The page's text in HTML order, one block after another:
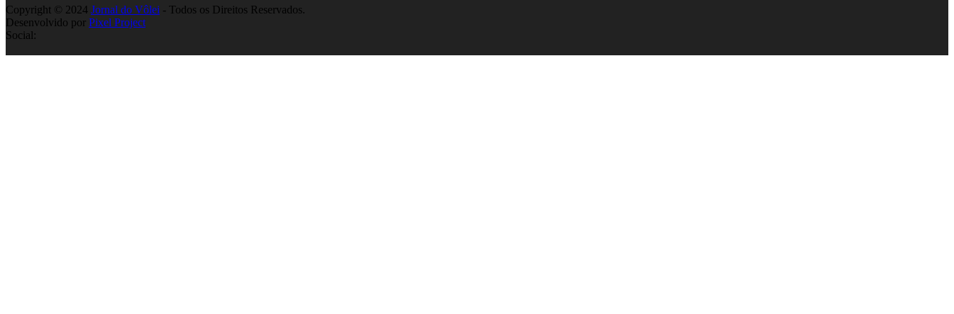
Copyright © 2024 Jornal do Vôlei - Todos os Direitos Reservados.
Desenvolvido por Pixel Project
Social: